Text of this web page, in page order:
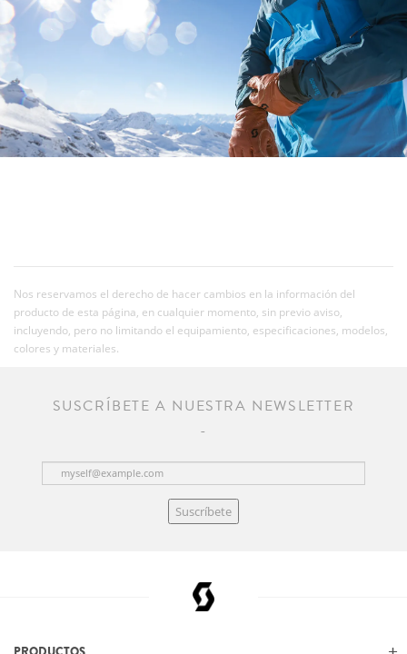
Nos reservamos el derecho de hacer cambios en la información del
producto de esta página, en cualquier momento, sin previo aviso,
incluyendo, pero no limitando el equipamiento, especificaciones, modelos,
colores y materiales.
SUSCRÍBETE A NUESTRA NEWSLETTER
Suscríbete